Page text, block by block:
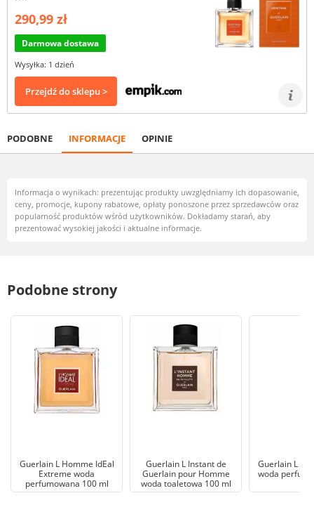
290,99 zł
Darmowa dostawa
Wysyłka: 1 dzień
Przejdź do sklepu >
PODOBNE INFORMACJE OPINIE
Informacja o wynikach: prezentując produkty uwzględniamy ich dopasowanie,
ceny, promocje, kupony rabatowe, opłaty ponoszone przez sprzedawców oraz
popularność produktów wśród użytkowników. Dokładamy starań, aby
prezentować wysokiej jakości i aktualne informacje.
Podobne strony
Guerlain L Homme IdEal
Extreme woda
perfumowana 100 ml
Guerlain L Instant de
Guerlain pour Homme
woda toaletowa 100 ml
Guerlain L
woda